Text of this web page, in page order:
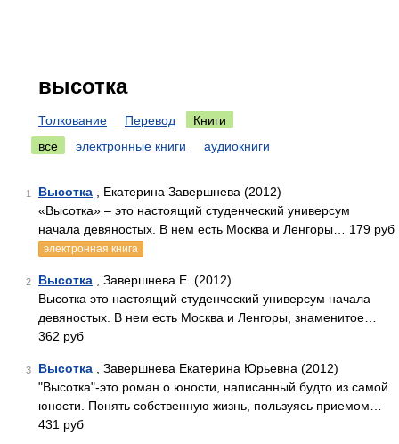
высотка
Толкование Перевод
Книги
все
электронные книги аудиокниги
1 Высотка , Екатерина Завершнева (2012)
«Высотка» – это настоящий студенческий универсум
начала девяностых. В нем есть Москва и Ленгоры… 179 руб
электронная книга
2 Высотка , Завершнева Е. (2012)
Высотка это настоящий студенческий универсум начала
девяностых. В нем есть Москва и Ленгоры, знаменитое…
362 руб
3 Высотка , Завершнева Екатерина Юрьевна (2012)
"Высотка"-это роман о юности, написанный будто из самой
юности. Понять собственную жизнь, пользуясь приемом…
431 руб